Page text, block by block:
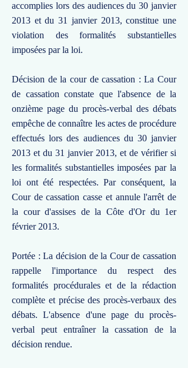
accomplies lors des audiences du 30 janvier
2013 et du 31 janvier 2013, constitue une
violation des formalités substantielles
imposées par la loi.
Décision de la cour de cassation : La Cour
de cassation constate que l'absence de la
onzième page du procès-verbal des débats
empêche de connaître les actes de procédure
effectués lors des audiences du 30 janvier
2013 et du 31 janvier 2013, et de vérifier si
les formalités substantielles imposées par la
loi ont été respectées. Par conséquent, la
Cour de cassation casse et annule l'arrêt de
la cour d'assises de la Côte d'Or du 1er
février 2013.
Portée : La décision de la Cour de cassation
rappelle l'importance du respect des
formalités procédurales et de la rédaction
complète et précise des procès-verbaux des
débats. L'absence d'une page du procès-
verbal peut entraîner la cassation de la
décision rendue.